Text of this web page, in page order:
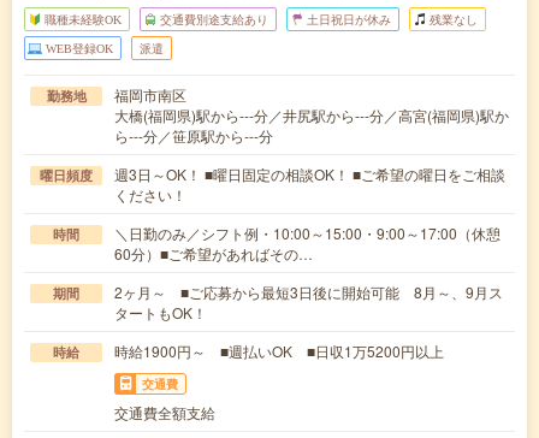
職種未経験OK 交通費別途支給あり 土日祝日が休み 残業なし
WEB登録OK 派遣
勤務地
福岡市南区
大橋(福岡県)駅から---分／井尻駅から---分／高宮(福岡県)駅か
ら---分／笹原駅から---分
曜日頻度
週3日～OK！ ■曜日固定の相談OK！ ■ご希望の曜日をご相談
ください！
時間
＼日勤のみ／シフト例・10:00～15:00・9:00～17:00（休憩
60分）■ご希望があればその…
期間
2ヶ月～ ■ご応募から最短3日後に開始可能 8月～、9月ス
タートもOK！
時給 時給1900円～ ■週払いOK ■日収1万5200円以上
交通費
交通費全額支給